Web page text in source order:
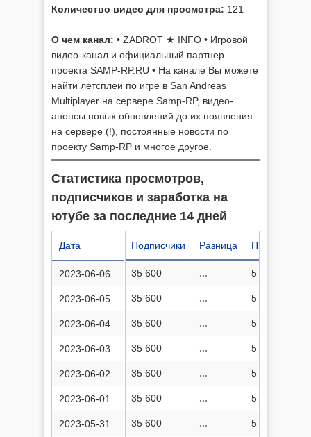
Количество видео для просмотра: 121
О чем канал: • ZADROT ★ INFO • Игровой
видео-канал и официальный партнер
проекта SAMP-RP.RU • На канале Вы можете
найти летсплеи по игре в San Andreas
Multiplayer на сервере Samp-RP, видео-
анонсы новых обновлений до их появления
на сервере (!), постоянные новости по
проекту Samp-RP и многое другое.
Статистика просмотров,
подписчиков и заработка на
ютубе за последние 14 дней
Подписчики Разница Просмотров
35 600 ... 5 113 216
35 600 ... 5 113 202
35 600 ... 5 113 196
35 600 ... 5 113 183
35 600 ... 5 113 173
35 600 ... 5 113 161
35 600 ... 5 113 153
Дата
2023-06-06
2023-06-05
2023-06-04
2023-06-03
2023-06-02
2023-06-01
2023-05-31